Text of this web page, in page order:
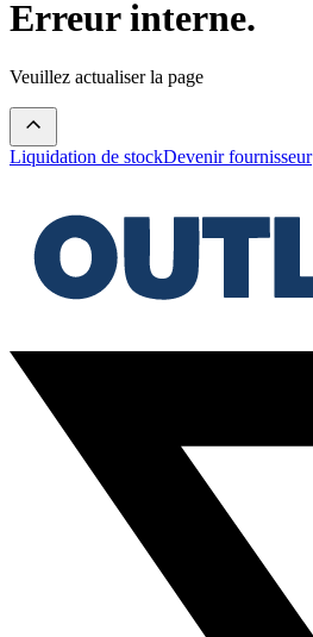
Erreur interne.
Veuillez actualiser la page
Liquidation de stockDevenir fournisseur